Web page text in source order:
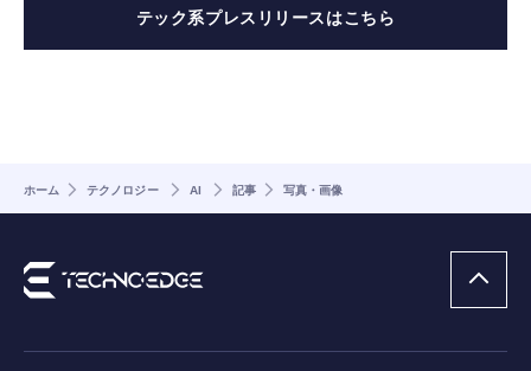
テック系プレスリリースはこちら
ホーム テクノロジー AI 記事 写真・画像